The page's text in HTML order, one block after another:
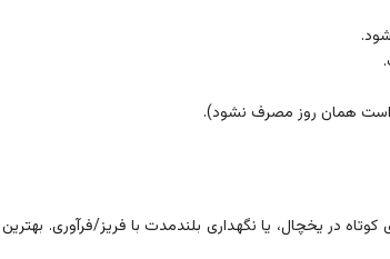
است همان روز مصرف نشود).
در یخچال، یا نگهداری بلندمدت با فریز/فرآوری. بهترین